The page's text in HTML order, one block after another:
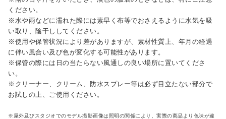
ください。
※水や雨などに濡れた際には素早く布等でおさえるように水気を吸
い取り、陰干ししてください。
※使用や保管状況により差がありますが、素材性質上、年月の経過
に伴い風合い及び色が変化する可能性があります。
※保管の際には日の当たらない風通しの良い場所に置いてくださ
い。
※クリーナー、クリーム、防水スプレー等は必ず目立たない部分で
お試しの上、ご使用ください。
※屋外及びスタジオでのモデル撮影画像は照明の関係により、実際の商品より色味が違